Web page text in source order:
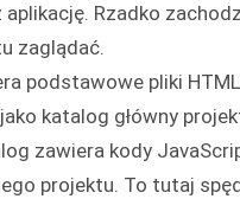
aplikację. Rzadko
zaglądać.
podstawowe pliki
jako katalog główny
zawiera kody
projektu. To tutaj